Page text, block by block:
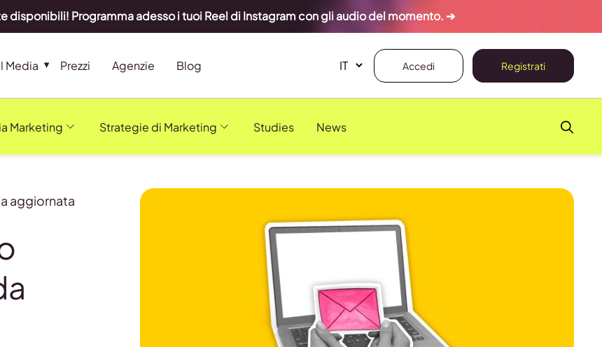
disponibili! Programma adesso i tuoi Reel di Instagram con gli audio del momento. ➔
Media Prezzi Agenzie Blog Accedi Registrati
Marketing Strategie di Marketing Studies News
aggiornata